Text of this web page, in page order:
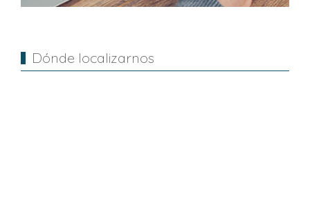
Dónde localizarnos